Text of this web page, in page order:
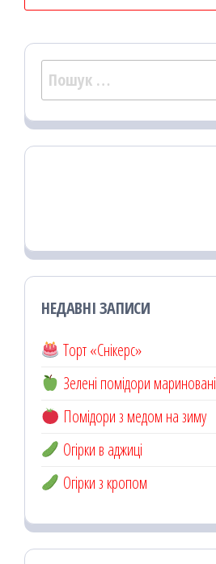
Пошук:
НЕДАВНІ ЗАПИСИ
Торт «Снікерс»
Зелені помідори мариновані
Помідори з медом на зиму
Огірки в аджиці
Огірки з кропом